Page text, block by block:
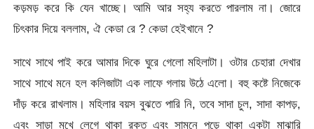
কড়মড় করে কি যেন খাচ্ছে। আমি আর সহ্য করতে পারলাম না। জোরে
চিৎকার দিয়ে বললাম, ঐ কেডা রে ? কেডা হেইখানে ?
সাথে সাথে পাই করে আমার দিকে ঘুরে গেলো মহিলাটা। ওটার চেহারা দেখার
সাথে সাথে মনে হল কলিজাটা এক লাফে গলায় উঠে এলো। বহু কষ্টে নিজেকে
দাঁড় করে রাখলাম। মহিলার বয়স বুঝতে পারি নি, তবে সাদা চুল, সাদা কাপড়,
এবং সাড়া মুখে লেগে থাকা রক্ত এবং সামনে পড়ে থাকা একটা মাঝারি